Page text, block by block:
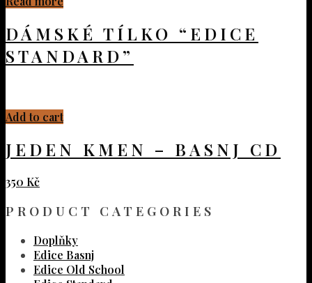
DÁMSKÉ TÍLKO “EDICE
STANDARD”
Add to cart
JEDEN KMEN – BASNJ CD
350 Kč
PRODUCT CATEGORIES
Doplňky
Edice Basnj
Edice Old School